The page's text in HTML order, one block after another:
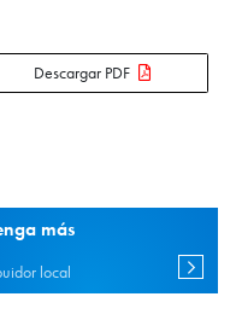
Descargar PDF
más
local